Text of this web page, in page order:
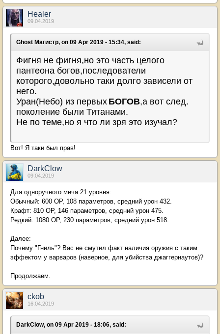
Healer
09.04.2019
Ghost Магистр, on 09 Apr 2019 - 15:34, said:
Фигня не фигня,но это часть целого
пантеона богов,последователи
которого,довольно таки долго зависели от
него.
Уран(Небо) из первых БОГОВ,а вот след.
поколение были Титанами.
Не по теме,но я что ли зря это изучал?
Вот! Я таки был прав!
DarkClow
09.04.2019
Для одноручного меча 21 уровня:
Обычный: 600 ОР, 108 параметров, средний урон 432.
Крафт: 810 ОР, 146 параметров, средний урон 475.
Редкий: 1080 ОР, 230 параметров, средний урон 518.
Далее:
Почему "Гниль"? Вас не смутил факт наличия оружия с таким
эффектом у варваров (наверное, для убийства джаггернаутов)?
Продолжаем.
ckob
16.04.2019
DarkClow, on 09 Apr 2019 - 18:06, said: